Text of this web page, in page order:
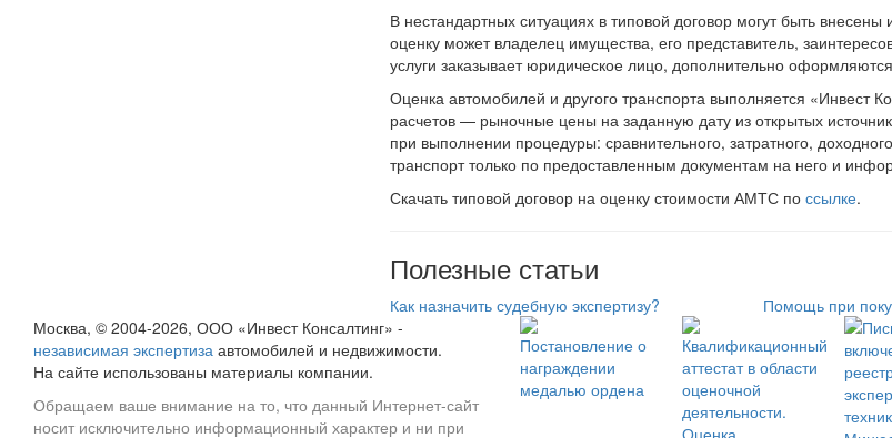
В нестандартных ситуациях в типовой договор могут быть
оценку может владелец имущества, его представитель,
услуги заказывает юридическое лицо, дополнительно
Оценка автомобилей и другого транспорта выполняется
расчетов — рыночные цены на заданную дату из открытых
при выполнении процедуры: сравнительного, затратного,
транспорт только по предоставленным документам на него и
Скачать типовой договор на оценку стоимости АМТС по ссылке.
Полезные статьи
Как назначить судебную экспертизу? Помощь при
Москва, © 2004-2026, ООО «Инвест Консалтинг» -
независимая экспертиза автомобилей и недвижимости.
На сайте использованы материалы компании.
Обращаем ваше внимание на то, что данный Интернет-сайт
носит исключительно информационный характер и ни при